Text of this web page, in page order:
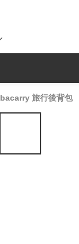
bacarry 旅行後背包